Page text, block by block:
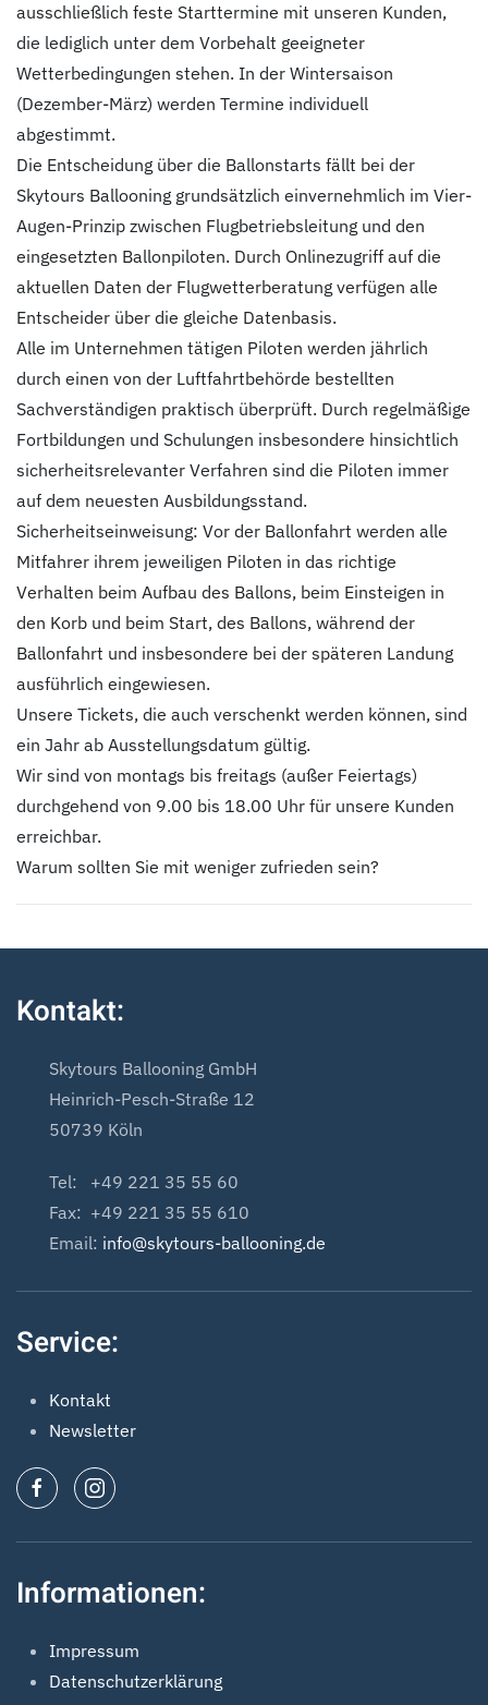
ausschließlich feste Starttermine mit unseren Kunden,
die lediglich unter dem Vorbehalt geeigneter
Wetterbedingungen stehen. In der Wintersaison
(Dezember-März) werden Termine individuell
abgestimmt.
Die Entscheidung über die Ballonstarts fällt bei der
Skytours Ballooning grundsätzlich einvernehmlich im Vier-
Augen-Prinzip zwischen Flugbetriebsleitung und den
eingesetzten Ballonpiloten. Durch Onlinezugriff auf die
aktuellen Daten der Flugwetterberatung verfügen alle
Entscheider über die gleiche Datenbasis.
Alle im Unternehmen tätigen Piloten werden jährlich
durch einen von der Luftfahrtbehörde bestellten
Sachverständigen praktisch überprüft. Durch regelmäßige
Fortbildungen und Schulungen insbesondere hinsichtlich
sicherheitsrelevanter Verfahren sind die Piloten immer
auf dem neuesten Ausbildungsstand.
Sicherheitseinweisung: Vor der Ballonfahrt werden alle
Mitfahrer ihrem jeweiligen Piloten in das richtige
Verhalten beim Aufbau des Ballons, beim Einsteigen in
den Korb und beim Start, des Ballons, während der
Ballonfahrt und insbesondere bei der späteren Landung
ausführlich eingewiesen.
Unsere Tickets, die auch verschenkt werden können, sind
ein Jahr ab Ausstellungsdatum gültig.
Wir sind von montags bis freitags (außer Feiertags)
durchgehend von 9.00 bis 18.00 Uhr für unsere Kunden
erreichbar.
Warum sollten Sie mit weniger zufrieden sein?
Kontakt:
Skytours Ballooning GmbH
Heinrich-Pesch-Straße 12
50739 Köln
Tel: +49 221 35 55 60
Fax: +49 221 35 55 610
Email: info@skytours-ballooning.de
Service:
Kontakt
Newsletter
Informationen:
Impressum
Datenschutzerklärung